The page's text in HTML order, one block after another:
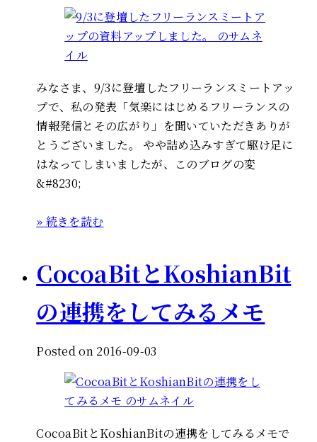
みなさま、9/3に登壇したフリーランスミートアッ
プで、私の発表「気楽にはじめるフリーランスの
情報発信とその広がり」を聞いていただきありが
とうございました。 やや詰め込みすぎて駆け足に
はなってしまいましたが、このブログの変
&#8230;
» 続きを読む
CocoaBitとKoshianBit
の連携をしてみるメモ
Posted on 2016-09-03
CocoaBitとKoshianBitの連携をしてみるメモで